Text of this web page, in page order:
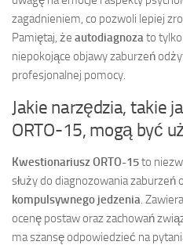
zagadnieniem, co pozwoli lepiej
Pamiętaj, że autodiagnoza to
niepokojące objawy zaburzeń
profesjonalnej pomocy.
Jakie narzędzia, takie
ORTO-15, mogą być
Kwestionariusz ORTO-15to
służy do diagnozowania zaburzeń
kompulsywnego jedzenia .
ocenę postaw oraz zachowań
ma szansę odpowiedzieć na